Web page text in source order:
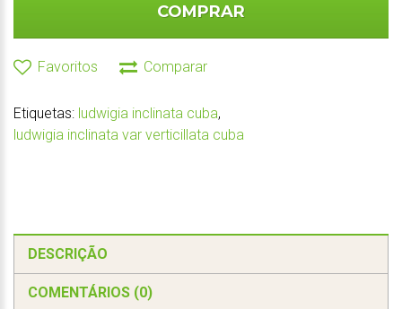
COMPRAR
Favoritos Comparar
Etiquetas: ludwigia inclinata cuba,
ludwigia inclinata var verticillata cuba
DESCRIÇÃO
COMENTÁRIOS (0)